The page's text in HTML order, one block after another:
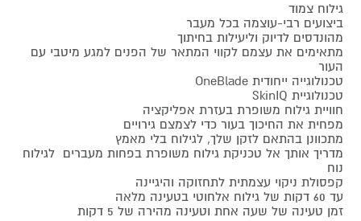
גילוח צמוד
ביצועים רבי-עוצמה בכל מעבר
מהונדסים לדיוק וליעילות בחיתוך
מתאימים את עצמם לקווי המתאר של הפנים למגע מיטבי עם
העור
טכנולוגייה ייחודית OneBlade
טכנולוגיית SkinIQ
חוויית גילוח משופרת בעזרת אפליקציה
מפחית את החיכוך בעור כדי לצמצם גירויים
מתכוונן בהתאם לזקן שלך, לגילוח בלי מאמץ
מדריך אותך אל טכניקת גילוח משופרת בפחות מעברים לגילוח
נוח
קפסולת ניקוי עצמתית לתחזוקה והיגיינה
עד 60 דקות של גילוח אלחוטי בטעינה מלאה
זמן טעינה של שעה אחת וטעינה מהירה של 5 דקות